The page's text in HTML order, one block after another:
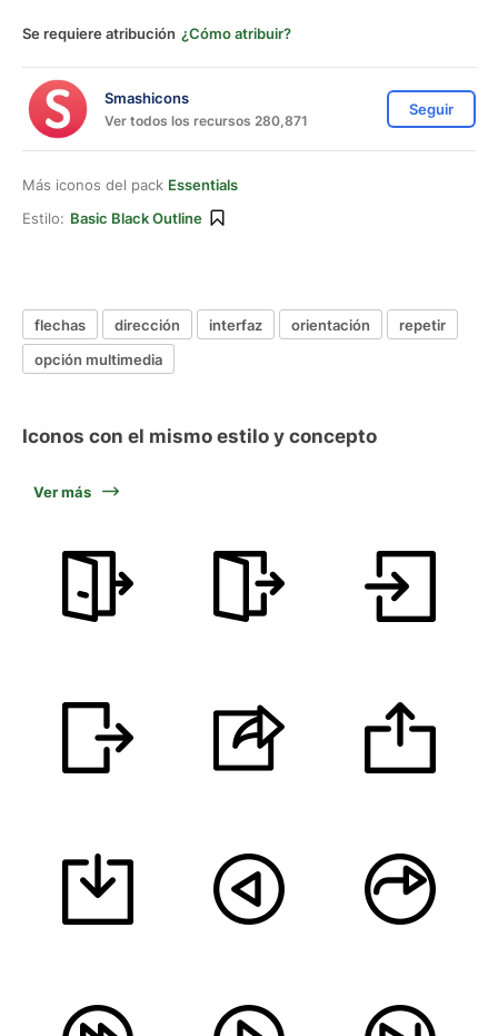
Se requiere atribución ¿Cómo atribuir?
Smashicons
Ver todos los recursos 280,871
Seguir
Más iconos del pack Essentials
Estilo: Basic Black Outline
flechas dirección interfaz orientación
repetir
opción multimedia
Iconos con el mismo estilo y concepto
Ver más